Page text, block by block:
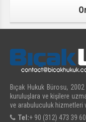
Bıçak Hukuk Bürosu,
kuruluşlara ve kişilere
ve arabuluculuk hizmetleri
Tel:+ 90 (312) 473 39 60